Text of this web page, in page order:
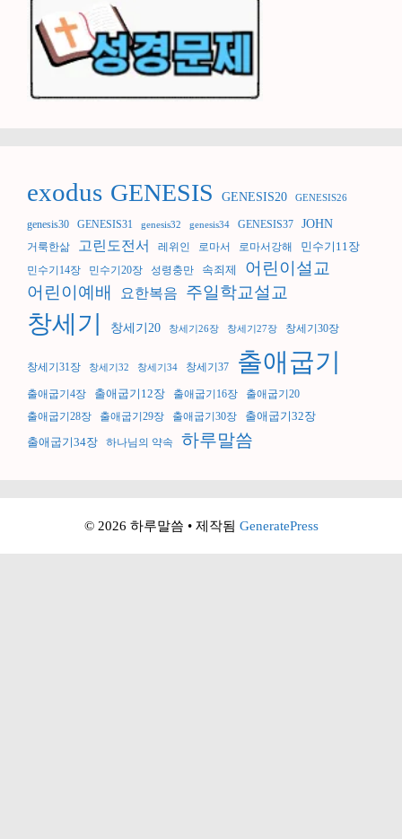
exodus GENESIS GENESIS20 GENESIS26
genesis30 GENESIS31 genesis32 genesis34 GENESIS37 JOHN
거룩한삶 고린도전서 레위인 로마서 로마서강해 민수기11장
민수기14장 민수기20장 성령충만 속죄제
어린이설교
어린이예배
요한복음 주일학교설교
창세기 창세기20 창세기26장 창세기27장 창세기30장
창세기31장 창세기32 창세기34 창세기37 출애굽기
출애굽기4장 출애굽기12장 출애굽기16장
출애굽기20
출애굽기28장
출애굽기29장 출애굽기30장 출애굽기32장
출애굽기34장 하나님의 약속 하루말씀
© 2026 하루말씀 • 제작됨 GeneratePress